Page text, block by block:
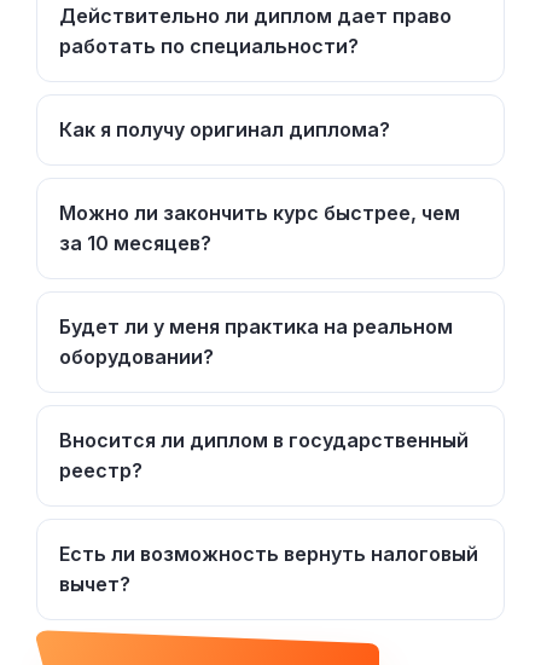
Действительно ли диплом дает право
работать по специальности?
Как я получу оригинал диплома?
Можно ли закончить курс быстрее, чем
за 10 месяцев?
Будет ли у меня практика на реальном
оборудовании?
Вносится ли диплом в государственный
реестр?
Есть ли возможность вернуть налоговый
вычет?